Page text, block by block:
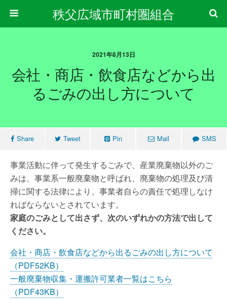
秩父広域市町村圏組合
2021年8月13日
会社・商店・飲食店などから出
るごみの出し方について
Share Tweet Pin Mail SMS
事業活動に伴って発生するごみで、産業廃棄物以外のご
みは、事業系一般廃棄物と呼ばれ、廃棄物の処理及び清
掃に関する法律により、事業者自らの責任で処理しなけ
ればならないとされています。
家庭のごみとして出さず、次のいずれかの方法で出して
ください。
会社・商店・飲食店などから出るごみの出し方について
（PDF52KB）
一般廃棄物収集・運搬許可業者一覧はこちら
（PDF43KB）